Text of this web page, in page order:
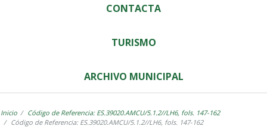
CONTACTA
TURISMO
ARCHIVO MUNICIPAL
Inicio
Código de Referencia: ES.39020.AMCU/5.1.2//LH6, fols. 147-162
Código de Referencia: ES.39020.AMCU/5.1.2//LH6, fols. 147-162